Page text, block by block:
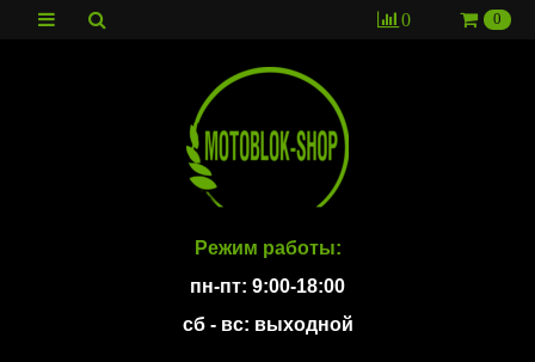
0 0
Режим работы:
пн-пт: 9:00-18:00
сб - вс: выходной